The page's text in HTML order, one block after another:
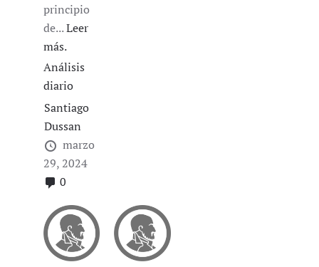
principio
de...Leer
más.
Análisis
diario
Santiago
Dussan
marzo
29, 2024
0